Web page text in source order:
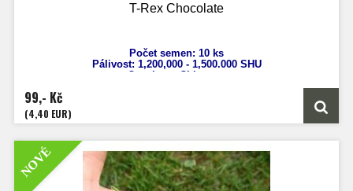
T-Rex Chocolate
Počet semen: 10 ks
Pálivost: 1,200,000 - 1,500.000SHU
Capsicum Chinense
99,- Kč
(4,40 EUR)
NOVÉ